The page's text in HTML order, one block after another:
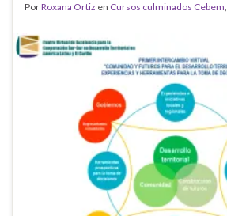
PorRoxana Ortiz en Cursos culminados Cebem,